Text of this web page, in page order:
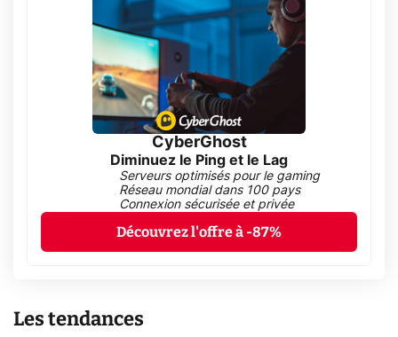
CyberGhost
Diminuez le Ping et le Lag
Serveurs optimisés pour le gaming
Réseau mondial dans 100 pays
Connexion sécurisée et privée
Découvrez l'offre à -87%
Les tendances